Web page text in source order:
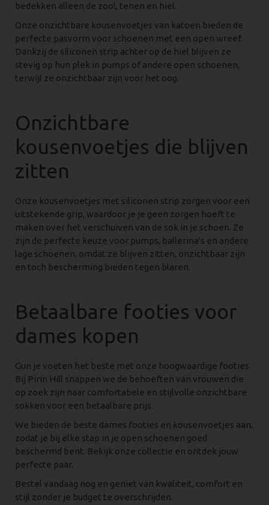
bedekken alleen de zool, tenen en hiel.
Onze onzichtbare kousenvoetjes van katoen bieden de
perfecte pasvorm voor schoenen met een open wreef.
Dankzij de siliconen strip achter op de hiel blijven ze
stevig op hun plek in pumps of andere open schoenen,
terwijl ze onzichtbaar zijn voor het oog.
Onzichtbare
kousenvoetjes die blijven
zitten
Onze kousenvoetjes met siliconen strip zorgen voor een
uitstekende grip, waardoor je je geen zorgen hoeft te
maken over het verschuiven van de sok in je schoen. Ze
zijn de perfecte keuze voor pumps, ballerina's en andere
lage schoenen, omdat ze blijven zitten, onzichtbaar zijn
en toch bescherming bieden tegen blaren.
Betaalbare footies voor
dames kopen
Gun je voeten het beste met onze hoogwaardige footies.
Bij Pirin Hill snappen we de behoeften van vrouwen die
op zoek zijn naar comfortabele en stijlvolle onzichtbare
sokken voor een betaalbare prijs.
We bieden de beste dames footies en kousenvoetjes aan,
zodat je bij elke stap in je open schoenen goed
beschermd bent. Bekijk onze collectie en ontdek jouw
perfecte paar.
Bestel vandaag nog en geniet van kwaliteit, comfort en
stijl zonder je budget te overschrijden.